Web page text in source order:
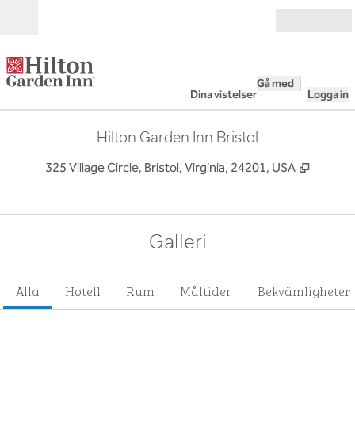
Dina vistelser
Gå med
Logga in
Hilton Garden Inn Bristol
325 Village Circle, Bristol, Virginia, 24201, USA ,
Galleri
Alla Hotell Rum Måltider Bekvämligheter